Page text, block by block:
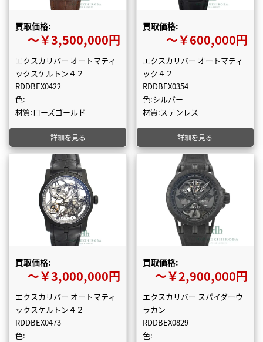
買取価格:
〜￥3,500,000円
エクスカリバー オートマティ
ックスケルトン４２
RDDBEX0422
色:
材質:ローズゴールド
詳細を見る
買取価格:
〜￥600,000円
エクスカリバー オートマティ
ック４２
RDDBEX0354
色:シルバー
材質:ステンレス
詳細を見る
買取価格:
〜￥3,000,000円
エクスカリバー オートマティ
ックスケルトン４２
RDDBEX0473
色:
買取価格:
〜￥2,900,000円
エクスカリバー スパイダーウ
ラカン
RDDBEX0829
色: